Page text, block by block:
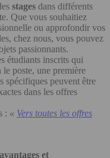
stages dans différents
Que vous souhaitiez
ou approfondir vos
chez nous, vous pouvez
passionnants.
étudiants inscrits qui
le poste, une première
spécifiques peuvent être
dans les offres
: « Vers toutes les offres
et